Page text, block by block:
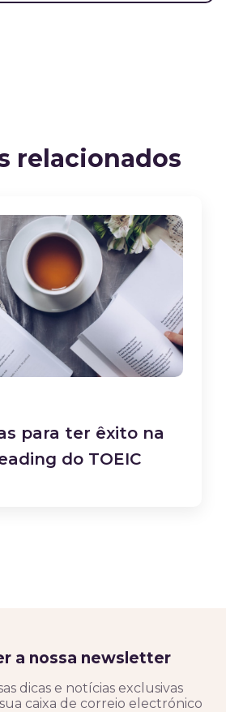
relacionados
para ter êxito na
do TOEIC
a nossa newsletter
dicas e notícias exclusivas
caixa de correio electrónico